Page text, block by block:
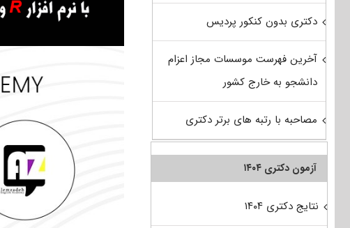
دکتری بدون کنکور پردیس
آخرین فهرست موسسات مجاز اعزام
دانشجو به خارج کشور
مصاحبه با رتبه های برتر دکتری
آزمون دکتری ۱۴۰۴
نتایج دکتری ۱۴۰۴